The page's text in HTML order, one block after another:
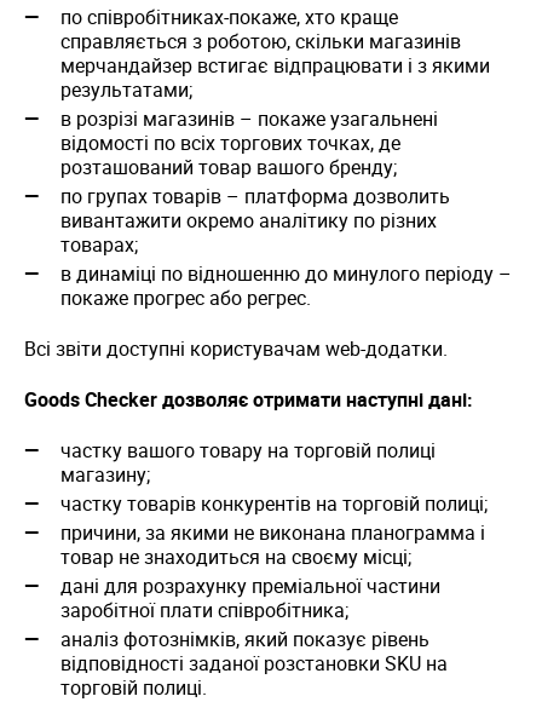
по співробітниках-покаже, хто краще
справляється з роботою, скільки магазинів
мерчандайзер встигає відпрацювати і з якими
результатами;
в розрізі магазинів – покаже узагальнені
відомості по всіх торгових точках, де
розташований товар вашого бренду;
по групах товарів – платформа дозволить
вивантажити окремо аналітику по різних
товарах;
в динаміці по відношенню до минулого періоду –
покаже прогрес або регрес.
Всі звіти доступні користувачам web-додатки.
Goods Checker дозволяє отримати наступні дані:
частку вашого товару на торговій полиці
магазину;
частку товарів конкурентів на торговій полиці;
причини, за якими не виконана планограмма і
товар не знаходиться на своєму місці;
дані для розрахунку преміальної частини
заробітної плати співробітника;
аналіз фотознімків, який показує рівень
відповідності заданої розстановки SKU на
торговій полиці.